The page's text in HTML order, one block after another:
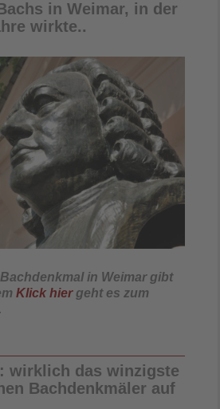
in Weimar, in der
wirkte..
in Weimar gibt
Klick hier geht es zum
wirklich das winzigste
Bachdenkmäler auf